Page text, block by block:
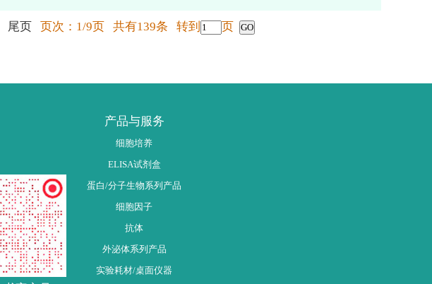
尾页 页次：1/9页 共有139条 转到 页
产品与服务
细胞培养
ELISA试剂盒
蛋白/分子生物系列产品
细胞因子
抗体
外泌体系列产品
实验耗材/桌面仪器